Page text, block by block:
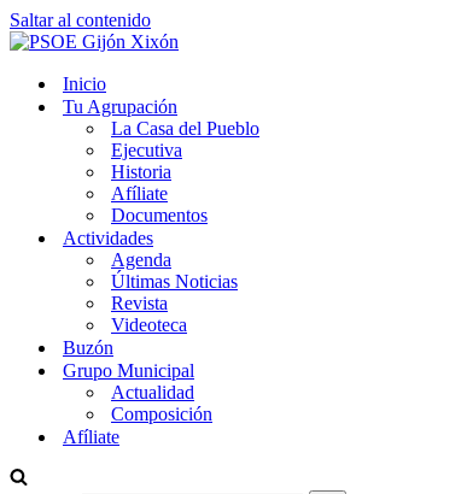
Saltar al contenido
Inicio
Tu Agrupación
La Casa del Pueblo
Ejecutiva
Historia
Afíliate
Documentos
Actividades
Agenda
Últimas Noticias
Revista
Videoteca
Buzón
Grupo Municipal
Actualidad
Composición
Afíliate